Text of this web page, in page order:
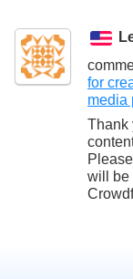
for
media
Thank
will be